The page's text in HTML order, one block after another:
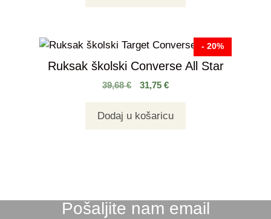
- 20%
Ruksak školski Converse All Star
39,68€ 31,75 €
Dodaj u košaricu
Pošaljite nam email